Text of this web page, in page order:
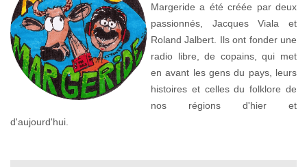
Margeride a été créée par deux
passionnés, Jacques Viala et
Roland Jalbert. Ils ont fonder une
radio libre, de copains, qui met
en avant les gens du pays, leurs
histoires et celles du folklore de
nos régions d'hier et
d'aujourd'hui.